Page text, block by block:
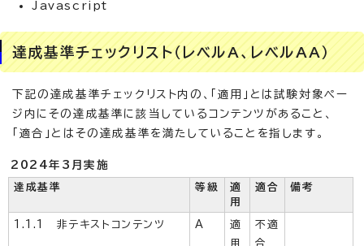
Javascript
達成基準チェックリスト（レベルA、レベルAA）
下記の達成基準チェックリスト内の、「適用」とは試験対象ペー
ジ内にその達成基準に該当しているコンテンツがあること、
「適合」とはその達成基準を満たしていることを指します。
2024年3月実施
達成基準 等級
適
用
適合 備考
1.1.1 非テキストコンテンツ A
適
用
不適
合